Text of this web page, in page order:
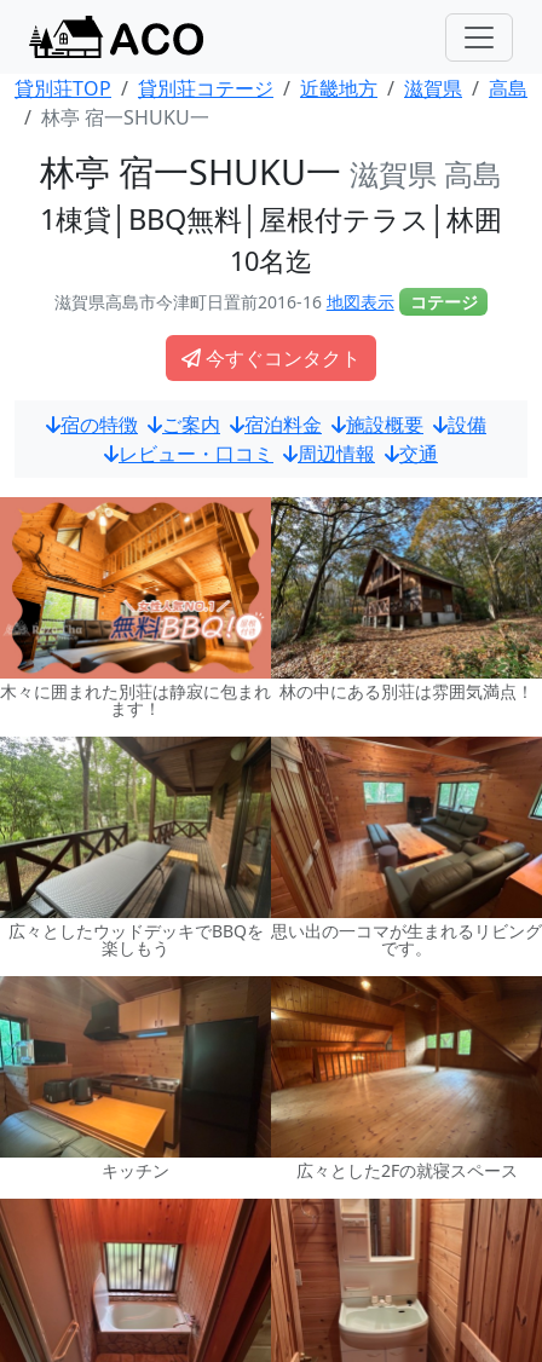
貸別荘TOP 貸別荘コテージ 近畿地方 滋賀県
高島
林亭 宿一SHUKU一
林亭 宿一SHUKU一 滋賀県 高島
1棟貸│BBQ無料│屋根付テラス│林囲
10名迄
滋賀県高島市今津町日置前2016-16 地図表示 コテージ
今すぐコンタクト
宿の特徴 ご案内 宿泊料金 施設概要
設備
レビュー・口コミ
周辺情報 交通
木々に囲まれた別荘は静寂に包まれ
ます！
林の中にある別荘は雰囲気満点！
広々としたウッドデッキでBBQを
楽しもう
思い出の一コマが生まれるリビング
です。
キッチン 広々とした2Fの就寝スペース